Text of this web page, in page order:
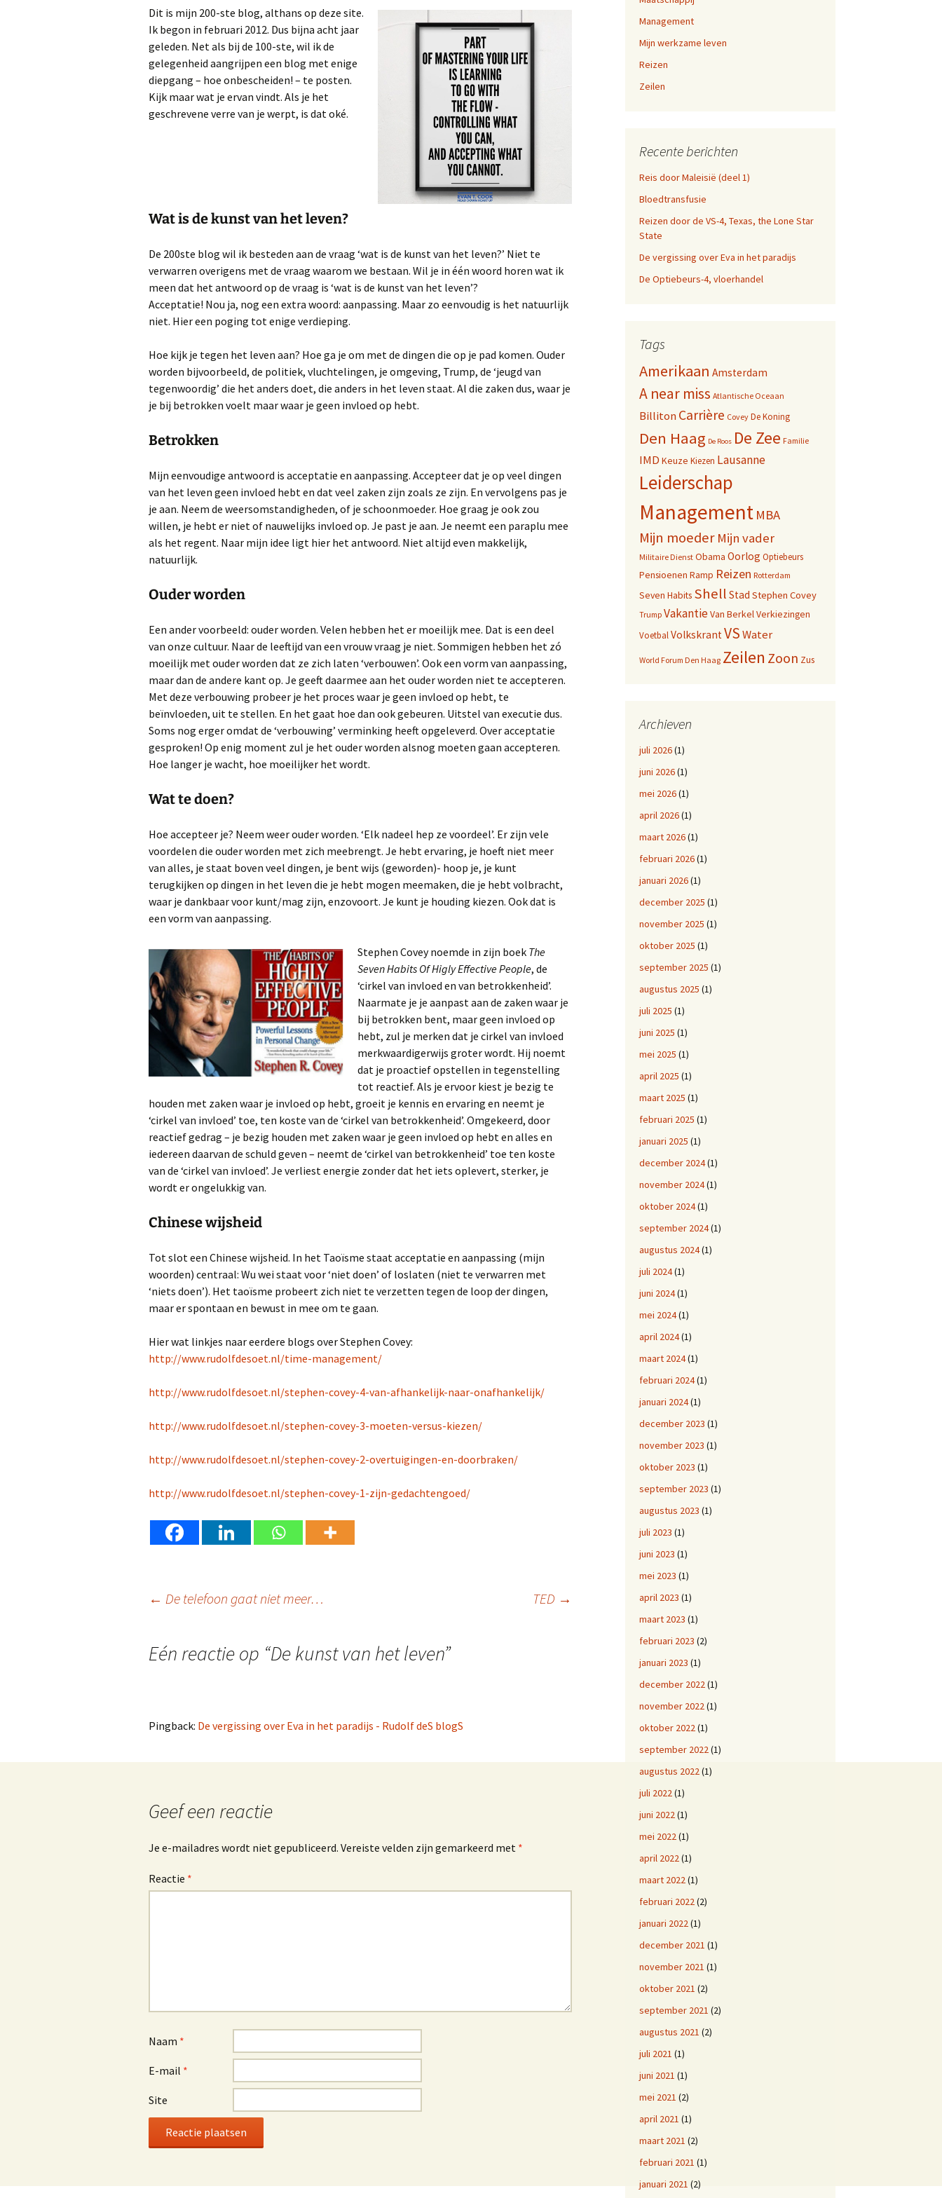
A near miss, verhalen 9,
A near miss, verhalen 5, 6,
Opa-dag
Mijn websites
Dit is mijn 200-ste blog, althans op deze site.
Ik begon in februari 2012. Dus bijna acht jaar
geleden. Net als bij de 100-ste, wil ik de
gelegenheid aangrijpen een blog met enige
diepgang – hoe onbescheiden! – te posten.
Kijk maar wat je ervan vindt. Als je het
geschrevene verre van je werpt, is dat oké.
Wat is de kunst van het leven?
De 200ste blog wil ik besteden aan de vraag ‘wat is de kunst van het leven?’ Niet te
verwarren overigens met de vraag waarom we bestaan. Wil je in één woord horen wat ik
meen dat het antwoord op de vraag is ‘wat is de kunst van het leven’?
Acceptatie! Nou ja, nog een extra woord: aanpassing. Maar zo eenvoudig is het natuurlijk
niet. Hier een poging tot enige verdieping.
Hoe kijk je tegen het leven aan? Hoe ga je om met de dingen die op je pad komen. Ouder
worden bijvoorbeeld, de politiek, vluchtelingen, je omgeving, Trump, de ‘jeugd van
tegenwoordig’ die het anders doet, die anders in het leven staat. Al die zaken dus, waar je
je bij betrokken voelt maar waar je geen invloed op hebt.
Betrokken
Mijn eenvoudige antwoord is acceptatie en aanpassing. Accepteer dat je op veel dingen
van het leven geen invloed hebt en dat veel zaken zijn zoals ze zijn. En vervolgens pas je
je aan. Neem de weersomstandigheden, of je schoonmoeder. Hoe graag je ook zou
willen, je hebt er niet of nauwelijks invloed op. Je past je aan. Je neemt een paraplu mee
als het regent. Naar mijn idee ligt hier het antwoord. Niet altijd even makkelijk,
natuurlijk.
Ouder worden
Een ander voorbeeld: ouder worden. Velen hebben het er moeilijk mee. Dat is een deel
van onze cultuur. Naar de leeftijd van een vrouw vraag je niet. Sommigen hebben het zó
moeilijk met ouder worden dat ze zich laten ‘verbouwen’. Ook een vorm van aanpassing,
maar dan de andere kant op. Je geeft daarmee aan het ouder worden niet te accepteren.
Met deze verbouwing probeer je het proces waar je geen invloed op hebt, te
beïnvloeden, uit te stellen. En het gaat hoe dan ook gebeuren. Uitstel van executie dus.
Soms nog erger omdat de ‘verbouwing’ verminking heeft opgeleverd. Over acceptatie
gesproken! Op enig moment zul je het ouder worden alsnog moeten gaan accepteren.
Hoe langer je wacht, hoe moeilijker het wordt.
Wat te doen?
Hoe accepteer je? Neem weer ouder worden. ‘Elk nadeel hep ze voordeel’. Er zijn vele
voordelen die ouder worden met zich meebrengt. Je hebt ervaring, je hoeft niet meer
van alles, je staat boven veel dingen, je bent wijs (geworden)- hoop je, je kunt
terugkijken op dingen in het leven die je hebt mogen meemaken, die je hebt volbracht,
waar je dankbaar voor kunt/mag zijn, enzovoort. Je kunt je houding kiezen. Ook dat is
een vorm van aanpassing.
Stephen Covey noemde in zijn boek The
Seven Habits Of Higly Effective People, de
‘cirkel van invloed en van betrokkenheid’.
Naarmate je je aanpast aan de zaken waar je
bij betrokken bent, maar geen invloed op
hebt, zul je merken dat je cirkel van invloed
merkwaardigerwijs groter wordt. Hij noemt
dat je proactief opstellen in tegenstelling
tot reactief. Als je ervoor kiest je bezig te
houden met zaken waar je invloed op hebt, groeit je kennis en ervaring en neemt je
‘cirkel van invloed’ toe, ten koste van de ‘cirkel van betrokkenheid’. Omgekeerd, door
reactief gedrag – je bezig houden met zaken waar je geen invloed op hebt en alles en
iedereen daarvan de schuld geven – neemt de ‘cirkel van betrokkenheid’ toe ten koste
van de ‘cirkel van invloed’. Je verliest energie zonder dat het iets oplevert, sterker, je
wordt er ongelukkig van.
Chinese wijsheid
Tot slot een Chinese wijsheid. In het Taoïsme staat acceptatie en aanpassing (mijn
woorden) centraal: Wu wei staat voor ‘niet doen’ of loslaten (niet te verwarren met
‘niets doen’). Het taoïsme probeert zich niet te verzetten tegen de loop der dingen,
maar er spontaan en bewust in mee om te gaan.
Hier wat linkjes naar eerdere blogs over Stephen Covey:
http://www.rudolfdesoet.nl/time-management/
http://www.rudolfdesoet.nl/stephen-covey-4-van-afhankelijk-naar-onafhankelijk/
http://www.rudolfdesoet.nl/stephen-covey-3-moeten-versus-kiezen/
http://www.rudolfdesoet.nl/stephen-covey-2-overtuigingen-en-doorbraken/
http://www.rudolfdesoet.nl/stephen-covey-1-zijn-gedachtengoed/
Berichtnavigatie
← De telefoon gaat niet meer… TED →
Eén reactie op “De kunst van het leven”
Pingback: De vergissing over Eva in het paradijs - Rudolf deS blogS
Geef een reactie
Je e-mailadres wordt niet gepubliceerd. Vereiste velden zijn gemarkeerd met *
Reactie *
Naam *
E-mail *
Site
Management
Mijn werkzame leven
Reizen
Zeilen
Recente berichten
Reis door Maleisië (deel 1)
Bloedtransfusie
Reizen door de VS-4, Texas, the Lone Star
State
De vergissing over Eva in het paradijs
De Optiebeurs-4, vloerhandel
Tags
Amerikaan Amsterdam
A near miss Atlantische Oceaan
BillitonCarrière Covey De Koning
Den Haag De Roos De Zee Familie
IMD Keuze Kiezen Lausanne
Leiderschap
Management MBA
Mijn moeder Mijn vader
Militaire Dienst Obama Oorlog Optiebeurs
Pensioenen Ramp Reizen Rotterdam
Seven Habits Shell Stad Stephen Covey
Trump VakantieVan BerkelVerkiezingen
VoetbalVolkskrantVSWater
World Forum Den Haag Zeilen Zoon Zus
Archieven
juli 2026(1)
juni 2026(1)
mei 2026(1)
april 2026(1)
maart 2026(1)
februari 2026(1)
januari 2026(1)
december 2025 (1)
november 2025 (1)
oktober 2025 (1)
september 2025 (1)
augustus 2025 (1)
juli 2025 (1)
juni 2025 (1)
mei 2025 (1)
april 2025 (1)
maart 2025 (1)
februari 2025 (1)
januari 2025 (1)
december 2024(1)
november 2024(1)
oktober 2024(1)
september 2024(1)
augustus 2024(1)
juli 2024(1)
juni 2024(1)
mei 2024(1)
april 2024(1)
maart 2024(1)
februari 2024(1)
januari 2024(1)
december 2023 (1)
november 2023 (1)
oktober 2023 (1)
september 2023 (1)
augustus 2023 (1)
juli 2023 (1)
juni 2023 (1)
mei 2023 (1)
april 2023 (1)
maart 2023 (1)
februari 2023 (2)
januari 2023 (1)
december 2022(1)
november 2022(1)
oktober 2022(1)
september 2022(1)
augustus 2022(1)
juli 2022(1)
juni 2022(1)
mei 2022(1)
april 2022(1)
maart 2022(1)
februari 2022(2)
januari 2022(1)
december 2021 (1)
november 2021 (1)
oktober 2021 (2)
september 2021 (2)
augustus 2021 (2)
juli 2021 (1)
juni 2021 (1)
mei 2021 (2)
april 2021 (1)
maart 2021 (2)
februari 2021 (1)
januari 2021 (2)